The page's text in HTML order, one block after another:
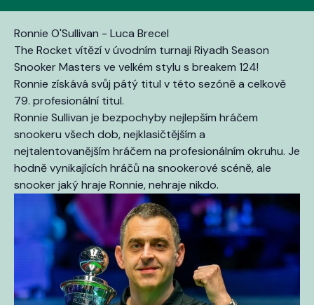
Ronnie O'Sullivan - Luca Brecel
The Rocket vítězí v úvodním turnaji Riyadh Season
Snooker Masters ve velkém stylu s breakem 124!
Ronnie získává svůj pátý titul v této sezóně a celkově
79. profesionální titul.
Ronnie Sullivan je bezpochyby nejlepším hráčem
snookeru všech dob, nejklasičtějším a
nejtalentovanějším hráčem na profesionálním okruhu. Je
hodně vynikajících hráčů na snookerové scéně, ale
snooker jaký hraje Ronnie, nehraje nikdo.